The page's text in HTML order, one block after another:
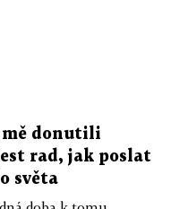
mě donutili
rad, jak poslat
světa